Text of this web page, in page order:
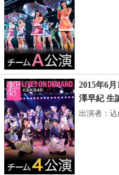
2015年6
澤早紀 生
出演者：込